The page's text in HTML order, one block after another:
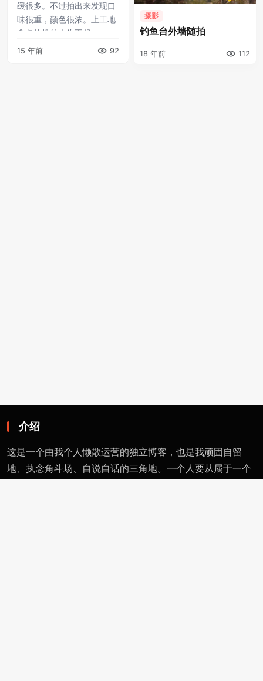
缓很多。不过拍出来发现口
味很重，颜色很浓。上工地
拿卡片机的人伤不起。 ...
15 年前 92
摄影
钓鱼台外墙随拍
18 年前 112
介绍
这是一个由我个人懒散运营的独立博客，也是我顽固自留
地、执念角斗场、自说自话的三角地。一个人要从属于一个